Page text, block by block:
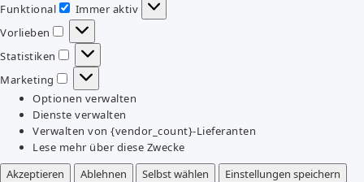
Funktional
Funktional
Immer aktiv
Vorlieben
Vorlieben
Statistiken
Statistiken
Marketing
Marketing
Optionen verwalten
Dienste verwalten
Verwalten von {vendor_count}-Lieferanten
Lese mehr über diese Zwecke
Akzeptieren
Ablehnen Selbst wählen
Einstellungen speichern